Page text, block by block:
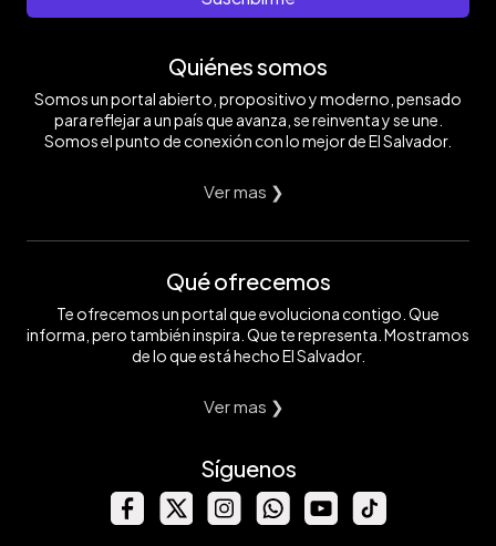
Quiénes somos
Somos un portal abierto, propositivo y moderno, pensado
para reflejar a un país que avanza, se reinventa y se une.
Somos el punto de conexión con lo mejor de El Salvador.
Ver mas ❯
Qué ofrecemos
Te ofrecemos un portal que evoluciona contigo. Que
informa, pero también inspira. Que te representa. Mostramos
de lo que está hecho El Salvador.
Ver mas ❯
Síguenos